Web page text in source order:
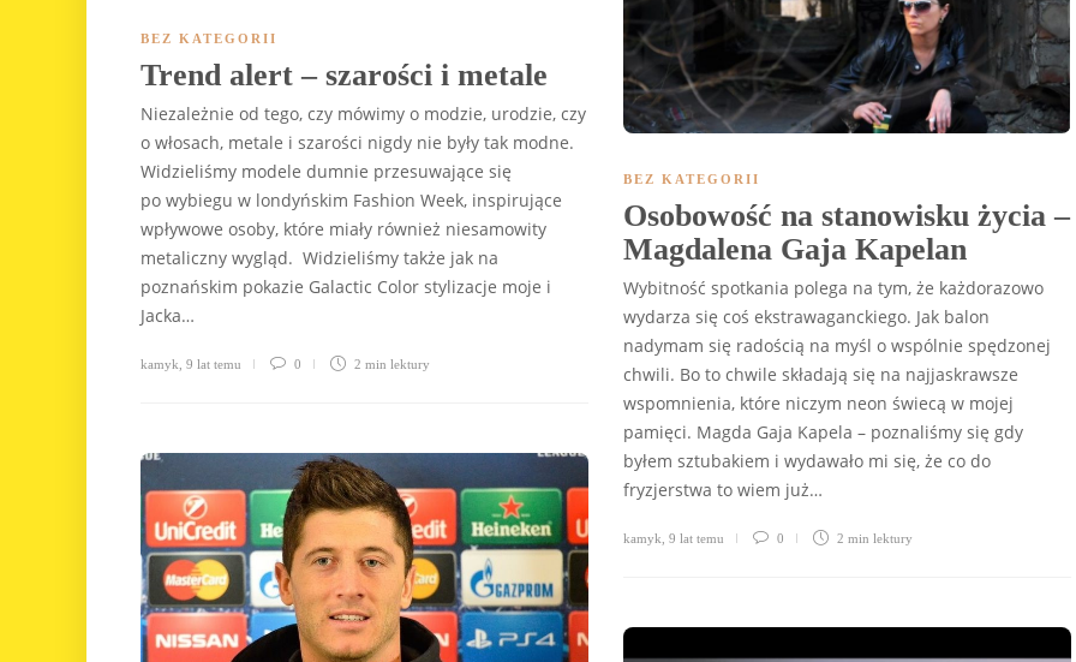
BEZ KATEGORII
Trend alert – szarości i metale
Niezależnie od tego, czy mówimy o modzie, urodzie, czy
o włosach, metale i szarości nigdy nie były tak modne.
Widzieliśmy modele dumnie przesuwające się
po wybiegu w londyńskim Fashion Week, inspirujące
wpływowe osoby, które miały również niesamowity
metaliczny wygląd. Widzieliśmy także jak na
poznańskim pokazie Galactic Color stylizacje moje i
Jacka…
kamyk 9 lat temu 0 2 min lektury
BEZ KATEGORII
Osobowość na stanowisku życia –
Magdalena Gaja Kapelan
Wybitność spotkania polega na tym, że każdorazowo
wydarza się coś ekstrawaganckiego. Jak balon
nadymam się radością na myśl o wspólnie spędzonej
chwili. Bo to chwile składają się na najjaskrawsze
wspomnienia, które niczym neon świecą w mojej
pamięci. Magda Gaja Kapela – poznaliśmy się gdy
byłem sztubakiem i wydawało mi się, że co do
fryzjerstwa to wiem już…
kamyk, 9 lat temu 0 2 min lektury